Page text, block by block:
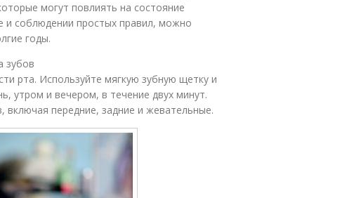
могут повлиять на состояние
и соблюдении простых правил, можно
годы.
зубов
рта. Используйте мягкую зубную щетку и
утром и вечером, в течение двух минут.
включая передние, задние и жевательные.